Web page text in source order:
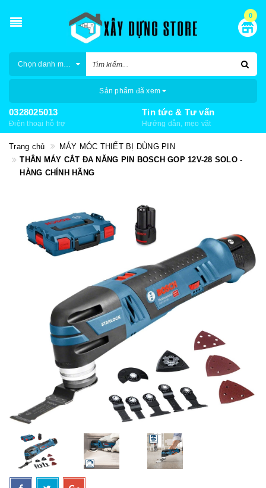
0
Chọn danh mục
Sản phẩm đã xem
0328025013
Điện thoại hỗ trợ
Tin tức & Tư vấn
Hướng dẫn, mẹo vặt
Trang chủ
MÁY MÓC THIẾT BỊ DÙNG PIN
THÂN MÁY CẮT ĐA NĂNG PIN BOSCH GOP 12V-28 SOLO -
HÀNG CHÍNH HÃNG